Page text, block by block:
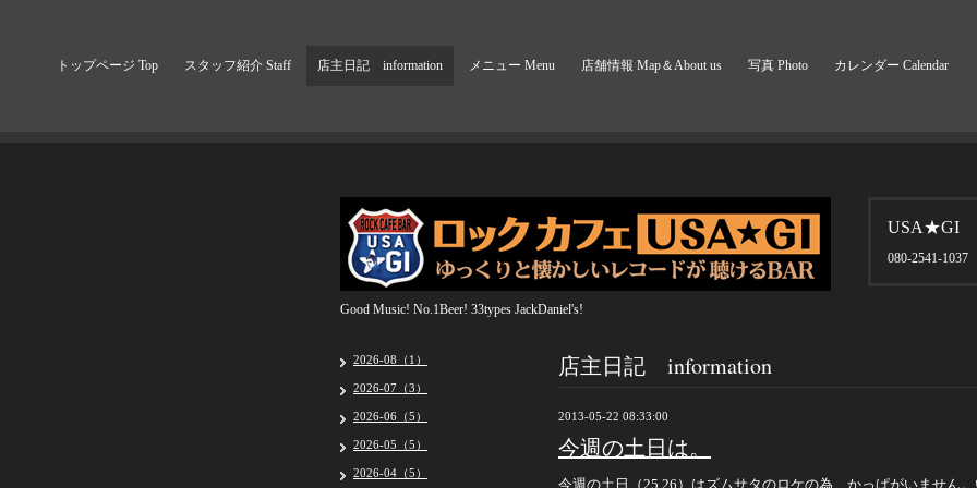
トップページ Top スタッフ紹介 Staff 店主日記 information メニュー Menu 店舗情報 Map＆About us 写真 Photo カレンダー Calendar
USA★GI
080-2541-1037
Good Music! No.1Beer! 33types JackDaniel's!
店主日記 information
2013-05-22 08:33:00
今週の土日は。
今週の土日（25.26）はズムサタのロケの為、かっぱがいません
2026-08（1）
2026-07（3）
2026-06（5）
2026-05（5）
2026-04（5）